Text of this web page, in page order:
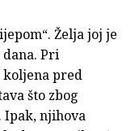
Želja joj je
Pri
koljena pred
što zbog
Ipak, njihova